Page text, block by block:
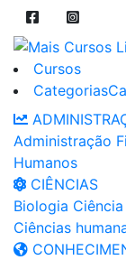
Cursos
Categorias
Administração
Humanos
CIÊNCIAS
Biologia Ciência
Ciências